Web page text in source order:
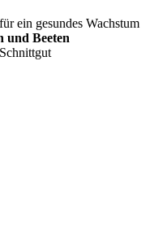
für ein gesundes Wachstum
und Beeten